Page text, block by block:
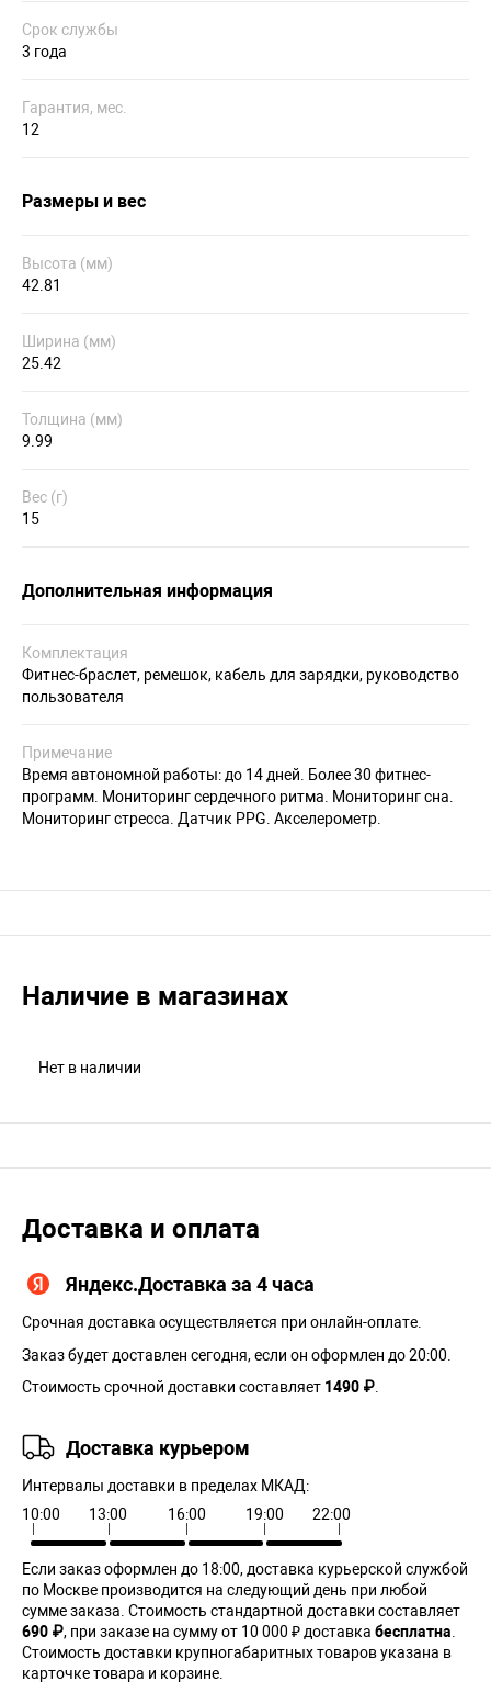
Срок службы
3 года
Гарантия, мес.
12
Размеры и вес
Высота (мм)
42.81
Ширина (мм)
25.42
Толщина (мм)
9.99
Вес (г)
15
Дополнительная информация
Комплектация
Фитнес-браслет, ремешок, кабель для зарядки, руководство
пользователя
Примечание
Время автономной работы: до 14 дней. Более 30 фитнес-
программ. Мониторинг сердечного ритма. Мониторинг сна.
Мониторинг стресса. Датчик PPG. Акселерометр.
Наличие в магазинах
Нет в наличии
Доставка и оплата
Яндекс.Доставка за 4 часа
Срочная доставка осуществляется при онлайн-оплате.
Заказ будет доставлен сегодня, если он оформлен до 20:00.
Стоимость срочной доставки составляет 1490 ₽.
Доставка курьером
Интервалы доставки в пределах МКАД:
10:00
13:00 16:00 19:00 22:00
Если заказ оформлен до 18:00, доставка курьерской службой
по Москве производится на следующий день при любой
сумме заказа. Cтоимость стандартной доставки составляет
690 ₽, при заказе на сумму от 10 000 ₽ доставка бесплатна.
Стоимость доставки крупногабаритных товаров указана в
карточке товара и корзине.